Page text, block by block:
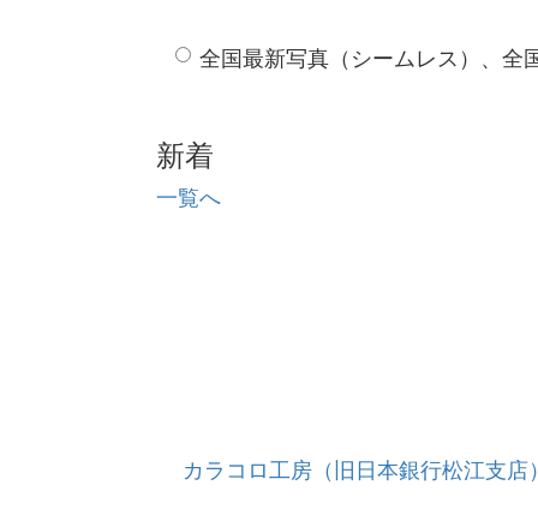
全国最新写真（シームレス）、全
新着
一覧へ
カラコロ工房（旧日本銀行松江支店